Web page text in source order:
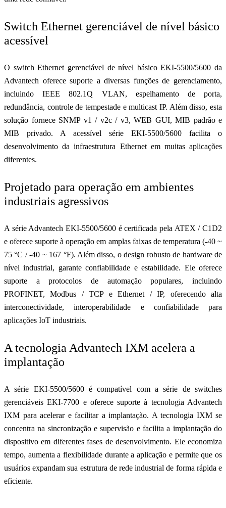
Switch Ethernet gerenciável de nível básico
acessível
O switch Ethernet gerenciável de nível básico EKI-5500/5600 da
Advantech oferece suporte a diversas funções de gerenciamento,
incluindo IEEE 802.1Q VLAN, espelhamento de porta,
redundância, controle de tempestade e multicast IP. Além disso, esta
solução fornece SNMP v1 / v2c / v3, WEB GUI, MIB padrão e
MIB privado. A acessível série EKI-5500/5600 facilita o
desenvolvimento da infraestrutura Ethernet em muitas aplicações
diferentes.
Projetado para operação em ambientes
industriais agressivos
A série Advantech EKI-5500/5600 é certificada pela ATEX / C1D2
e oferece suporte à operação em amplas faixas de temperatura (-40 ~
75 °C / -40 ~ 167 °F). Além disso, o design robusto de hardware de
nível industrial, garante confiabilidade e estabilidade. Ele oferece
suporte a protocolos de automação populares, incluindo
PROFINET, Modbus / TCP e Ethernet / IP, oferecendo alta
interconectividade, interoperabilidade e confiabilidade para
aplicações IoT industriais.
A tecnologia Advantech IXM acelera a
implantação
A série EKI-5500/5600 é compatível com a série de switches
gerenciáveis EKI-7700 e oferece suporte à tecnologia Advantech
IXM para acelerar e facilitar a implantação. A tecnologia IXM se
concentra na sincronização e supervisão e facilita a implantação do
dispositivo em diferentes fases de desenvolvimento. Ele economiza
tempo, aumenta a flexibilidade durante a aplicação e permite que os
usuários expandam sua estrutura de rede industrial de forma rápida e
eficiente.